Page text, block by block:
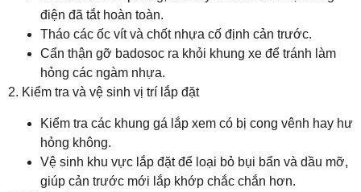
điện đã tắt hoàn toàn.
Tháo các ốc vít và chốt nhựa cố định cản trước.
Cẩn thận gỡ badosoc ra khỏi khung xe để tránh làm
hỏng các ngàm nhựa.
2. Kiểm tra và vệ sinh vị trí lắp đặt
Kiểm tra các khung gá lắp xem có bị cong vênh hay hư
hỏng không.
Vệ sinh khu vực lắp đặt để loại bỏ bụi bẩn và dầu mỡ,
giúp cản trước mới lắp khớp chắc chắn hơn.